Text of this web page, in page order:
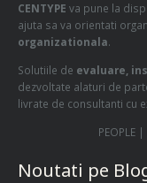
CENTYPE va pune la
ajuta sa va orientati
organizationala.
Solutiile de evaluare,
dezvoltate alaturi de
livrate de consultanti cu
PEOPLE |
Noutati pe